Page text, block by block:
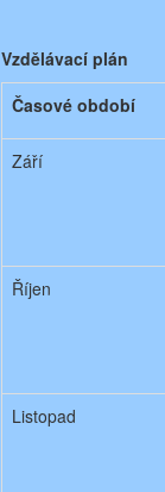
Vzdělávací plán
Časové období
Září
Říjen
Listopad